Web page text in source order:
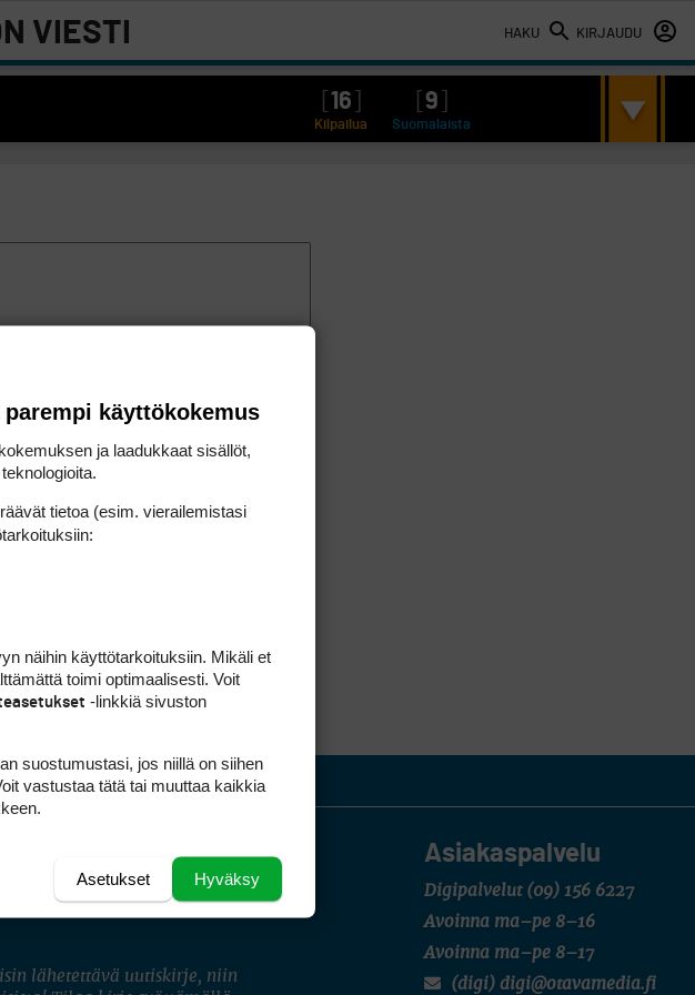
HAKU KIRJAUDU
VIESTI
16 9
Kilpailua Suomalaista
Asiakaspalvelu
Digipalvelut (09) 156 6227
Avoinna ma–pe 8–16
Avoinna ma–pe 8–17
(digi) digi@otavamedia.fi
INSTAGRAM
lähetettävä uutiskirje, niin
käyttökokemus
ja laadukkaat sisällöt,
tietoa (esim. vierailemis­tasi
näihin käyttötarkoituksiin. Mikäli et
toimi optimaalisesti. Voit
-linkkiä sivuston
suostumustasi, jos niillä on siihen
vastustaa tätä tai muuttaa kaikkia
Hyväksy
Asetukset